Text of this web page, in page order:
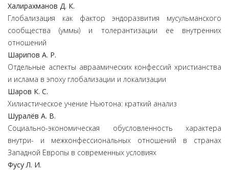
Халирахманов Д. К.
Глобализация как фактор эндоразвития мусульманского
сообщества (уммы) и толерантизации ее внутренних
отношений
Шарипов А. Р.
Отдельные аспекты авраамических конфессий христианства
и ислама в эпоху глобализации и локализации
Шаров К. С.
Хилиастическое учение Ньютона: краткий анализ
Шуралёв А. В.
Социально-экономическая обусловленность характера
внутри- и межконфессиональных отношений в странах
Западной Европы в современных условиях
Фусу Л. И.